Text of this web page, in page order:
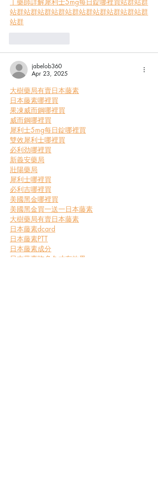
站群站群站群站群站群站群站群站群站群站群
站群
jabelob360
Apr 23, 2025
大樹藥局有賣日本藤素
日本藤素哪裡買
果凍威而鋼哪裡買
威而鋼哪裡買
犀利士5mg每日錠哪裡買
雙效犀利士哪裡買
必利劲哪裡買
新義安藥局
壯陽藥局
犀利士哪裡買
必利吉哪裡買
美國黑金哪裡買
美國黑金買一送一日本藤素
大樹藥局有賣日本藤素
日本藤素dcard
日本藤素PTT
日本藤素成分
日本藤素吃多久才有效果